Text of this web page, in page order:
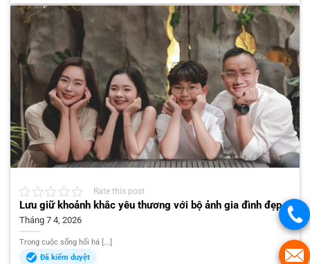
Rate this post
Lưu giữ khoảnh khắc yêu thương với bộ ảnh gia đình đẹp
Tháng 7 4, 2026
Trong cuộc sống hối hả [...]
Đã kiểm duyệt